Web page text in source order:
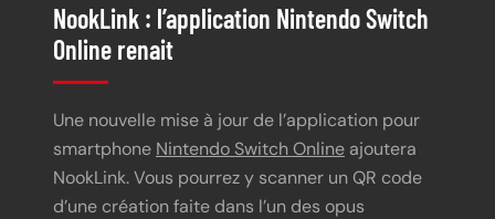
NookLink : l’application Nintendo Switch
Online renait
Une nouvelle mise à jour de l’application pour
smartphone Nintendo Switch Online ajoutera
NookLink. Vous pourrez y scanner un QR code
d’une création faite dans l’un des opus